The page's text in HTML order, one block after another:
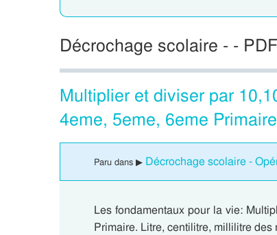
Décrochage scolaire - -
Multiplier et diviser par
4eme, 5eme, 6eme
Paru dans ▶ Décrochage scolaire -
Les fondamentaux pour la vie:
Primaire. Litre, centilitre, millilitre